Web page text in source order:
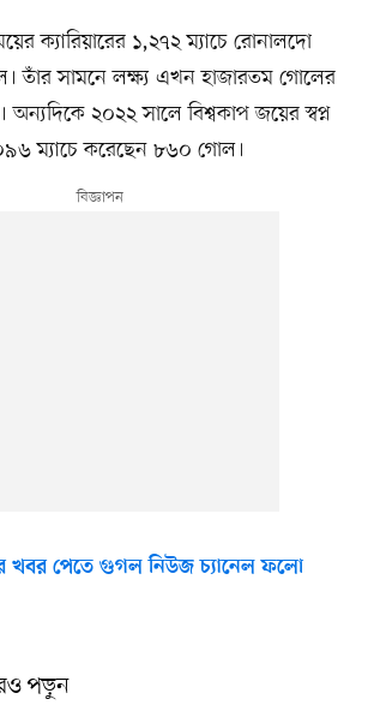
ক্যারিয়ারের ১,২৭২ ম্যাচে রোনালদো
তাঁর সামনে লক্ষ্য এখন হাজারতম গোলের
২০২২ সালে বিশ্বকাপ জয়ের স্বপ্ন
ম্যাচে করেছেন ৮৬০ গোল।
খবর পেতে গুগল নিউজ চ্যানেল ফলো
পড়ুন